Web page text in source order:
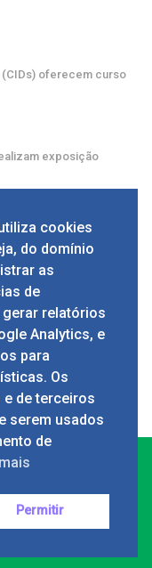
oferecem curso
exposição
sugestão de alíquota
ao Dia da Bandeira
cookies
do domínio
as
de
relatórios
Analytics, e
para
Os
e de terceiros
serem usados
de
Permitir